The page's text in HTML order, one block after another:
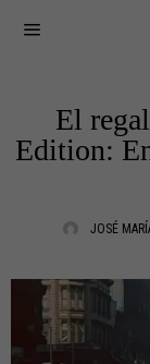
El
Edition:
JOSÉ